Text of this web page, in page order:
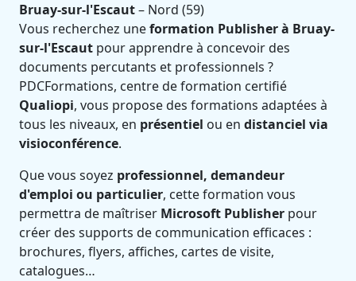
Certifié Qualiopi et éligible CPF
Bruay-sur-l'Escaut– Nord (59)
Vous recherchez uneformation Publisher à Bruay-
sur-l'Escaut pour apprendre à concevoir des
documents percutants et professionnels ?
PDCFormations, centre de formation certifié
Qualiopi, vous propose des formations adaptées à
tous les niveaux, en présentiel ou en distanciel via
visioconférence.
Que vous soyez professionnel, demandeur
d'emploi ou particulier, cette formation vous
permettra de maîtriser Microsoft Publisher pour
créer des supports de communication efficaces :
brochures, flyers, affiches, cartes de visite,
catalogues…